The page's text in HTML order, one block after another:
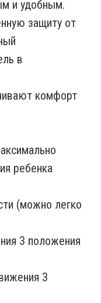
и удобным.
защиту от
в
комфорт
ребенка
(можно легко
3 положения
3